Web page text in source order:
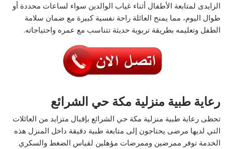
الزايدى لمتابعة الأطفال أثناء غياب الوالدين سواء لساعات محددة أو
طوال اليوم، مما يمنح العائلة راحة نفسية كبيرة مع ضمان سلامة
الطفل وتعليمه بطريقة تربوية حديثة تتناسب مع عمره واحتياجاته.
رعاية طبية منزلية مكة حي الشرائع
تحظى رعاية طبية منزلية مكة حي الشرائع بإقبال متزايد من العائلات
التي لديها مرضى يحتاجون إلى متابعة طبية دقيقة داخل المنزل هذه
الخدمة توفر ممرضين وممرضات مؤهلين لقياس الضغط والسكري